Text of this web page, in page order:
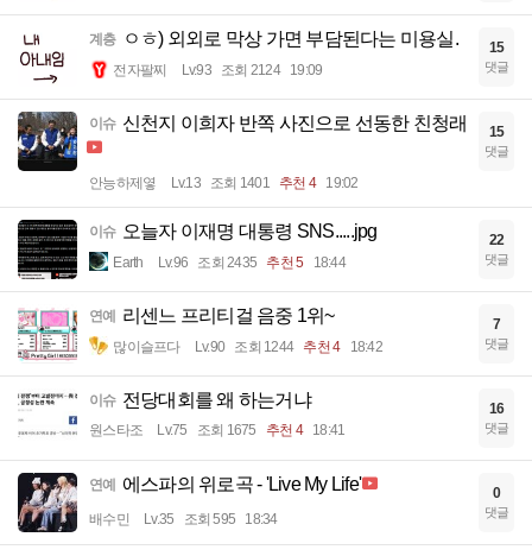
계층 ㅇㅎ) 외외로 막상 가면 부담된다는 미용실.
전자팔찌 Lv.93 조회 2124 19:09
15
댓글
이슈 신천지 이희자 반쪽 사진으로 선동한 친청래
안능하제옇 Lv.13 조회 1401 추천 4 19:02
15
댓글
이슈 오늘자 이재명 대통령 SNS.....jpg
Earth Lv.96 조회 2435 추천 5 18:44
22
댓글
연예 리센느 프리티걸 음중 1위~
많이슬프다 Lv.90 조회 1244 추천 4 18:42
7
댓글
이슈 전당대회를 왜 하는거냐
원스타조 Lv.75 조회 1675 추천 4 18:41
16
댓글
연예 에스파의 위로곡 - 'Live My Life'
배수민 Lv.35 조회 595 18:34
0
댓글